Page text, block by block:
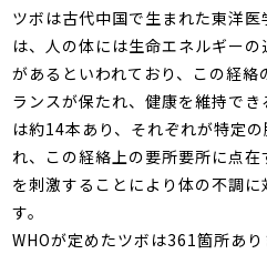
ツボは古代中国で生まれた東洋
は、人の体には生命エネルギーの
があるといわれており、この経
ランスが保たれ、健康を維持で
は約14本あり、それぞれが特定
れ、この経絡上の要所要所に点
を刺激することにより体の不調
す。
WHOが定めたツボは361箇所あり